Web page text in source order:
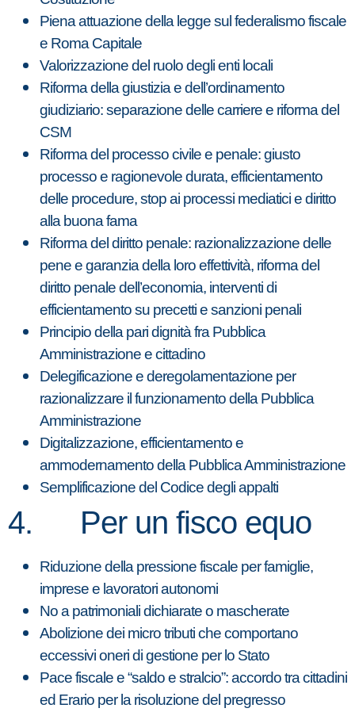
Piena attuazione della legge sul federalismo fiscale
e Roma Capitale
Valorizzazione del ruolo degli enti locali
Riforma della giustizia e dell’ordinamento
giudiziario: separazione delle carriere e riforma del
CSM
Riforma del processo civile e penale: giusto
processo e ragionevole durata, efficientamento
delle procedure, stop ai processi mediatici e diritto
alla buona fama
Riforma del diritto penale: razionalizzazione delle
pene e garanzia della loro effettività, riforma del
diritto penale dell’economia, interventi di
efficientamento su precetti e sanzioni penali
Principio della pari dignità fra Pubblica
Amministrazione e cittadino
Delegificazione e deregolamentazione per
razionalizzare il funzionamento della Pubblica
Amministrazione
Digitalizzazione, efficientamento e
ammodernamento della Pubblica Amministrazione
Semplificazione del Codice degli appalti
4. Per un fisco equo
Riduzione della pressione fiscale per famiglie,
imprese e lavoratori autonomi
No a patrimoniali dichiarate o mascherate
Abolizione dei micro tributi che comportano
eccessivi oneri di gestione per lo Stato
Pace fiscale e “saldo e stralcio”: accordo tra cittadini
ed Erario per la risoluzione del pregresso